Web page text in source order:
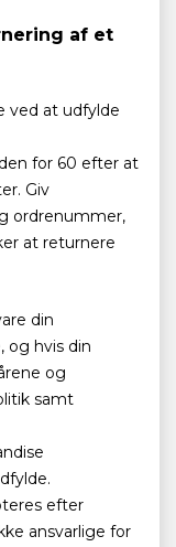
af et
ved at udfylde
for 60 efter at
Giv
ordrenummer,
at returnere
din
og hvis din
og
samt
efter
ansvarlige for